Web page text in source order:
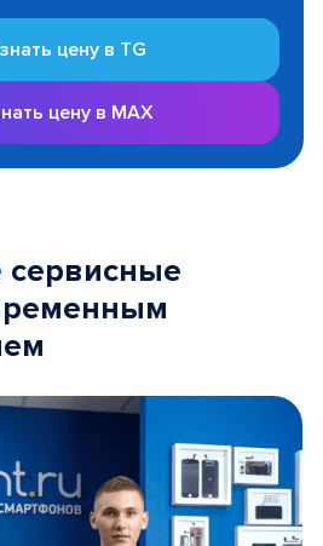
цену в TG
цену в MAX
сервисные